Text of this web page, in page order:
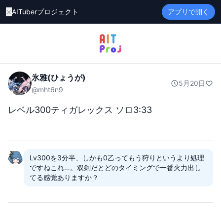
×AITuberプロジェクト アプリで開く
氷雅(ひょうが)
@mht6n9
5月20日
レベル300ティガレックス ソロ3:33
Lv300を3分半、しかも0乙ってもう狩りというより処理
ですねこれ…。双剣だとどのタイミングで一番火力出し
てる感覚ありますか？